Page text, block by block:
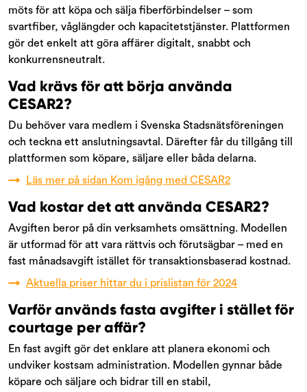
möts för att köpa och sälja fiberförbindelser – som
svartfiber, våglängder och kapacitetstjänster. Plattformen
gör det enkelt att göra affärer digitalt, snabbt och
konkurrensneutralt.
Vad krävs för att börja använda
CESAR2?
Du behöver vara medlem i Svenska Stadsnätsföreningen
och teckna ett anslutningsavtal. Därefter får du tillgång till
plattformen som köpare, säljare eller båda delarna.
→
Läs mer på sidan Kom igång med CESAR2
Vad kostar det att använda CESAR2?
Avgiften beror på din verksamhets omsättning. Modellen
är utformad för att vara rättvis och förutsägbar – med en
fast månadsavgift istället för transaktionsbaserad kostnad.
→ Aktuella priser hittar du i prislistan för 2024
Varför används fasta avgifter i stället för
courtage per affär?
En fast avgift gör det enklare att planera ekonomi och
undviker kostsam administration. Modellen gynnar både
köpare och säljare och bidrar till en stabil,